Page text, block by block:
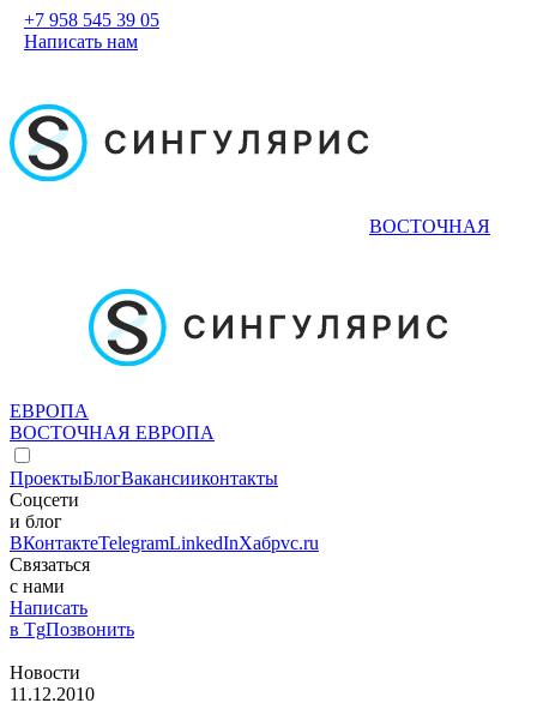
+7 958 545 39 05
Написать нам
ВОСТОЧНАЯ
ЕВРОПА
ВОСТОЧНАЯ ЕВРОПА
ПроектыБлогВакансииконтакты
Соцсети
и блог
ВКонтактеTelegramLinkedInХабрvc.ru
Связаться
с нами
Написать
в TgПозвонить
Новости
11.12.2010